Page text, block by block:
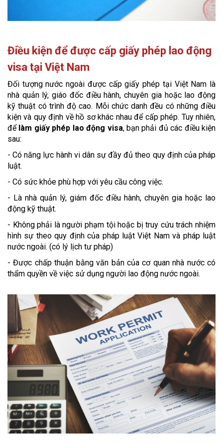
Điều kiện để được cấp giấy phép lao động
visa tại Việt Nam
Đối tượng nước ngoài được cấp giấy phép tại Việt Nam là
nhà quản lý, giáo đốc điều hành, chuyên gia hoặc lao động
kỹ thuật có trình độ cao. Mỗi chức danh đều có những điều
kiện và quy định về hồ sơ khác nhau để cấp phép. Tuy nhiên,
để làm giấy phép lao động visa, bạn phải đủ các điều kiện
sau:
- Có năng lực hành vi dân sự đầy đủ theo quy định của pháp
luật.
- Có sức khỏe phù hợp với yêu cầu công việc.
- Là nhà quản lý, giám đốc điều hành, chuyên gia hoặc lao
động kỹ thuật.
- Không phải là người phạm tội hoặc bị truy cứu trách nhiệm
hình sự theo quy định của pháp luật Việt Nam và pháp luật
nước ngoài. (có lý lịch tư pháp)
- Được chấp thuận bằng văn bản của cơ quan nhà nước có
thẩm quyền về việc sử dụng người lao động nước ngoài.